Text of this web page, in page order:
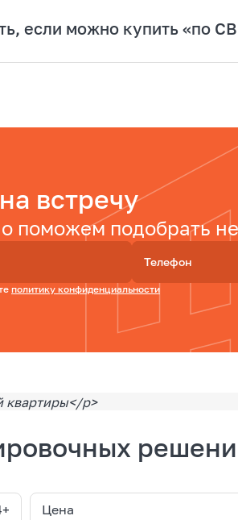
если можно купить «по
встречу
поможем подобрать
Телефон
политику конфиденциальности
Цена